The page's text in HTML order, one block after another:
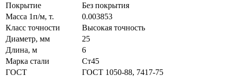
Покрытие
Без покрытия
Масса 1п/м, т.
0.003853
Класс точности
Высокая точность
Диаметр, мм
25
Длина, м
6
Марка стали
Ст45
ГОСТ
ГОСТ 1050-88, 7417-75